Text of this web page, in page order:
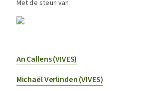
Met de steun van:
An Callens (VIVES)
Michaël Verlinden (VIVES)